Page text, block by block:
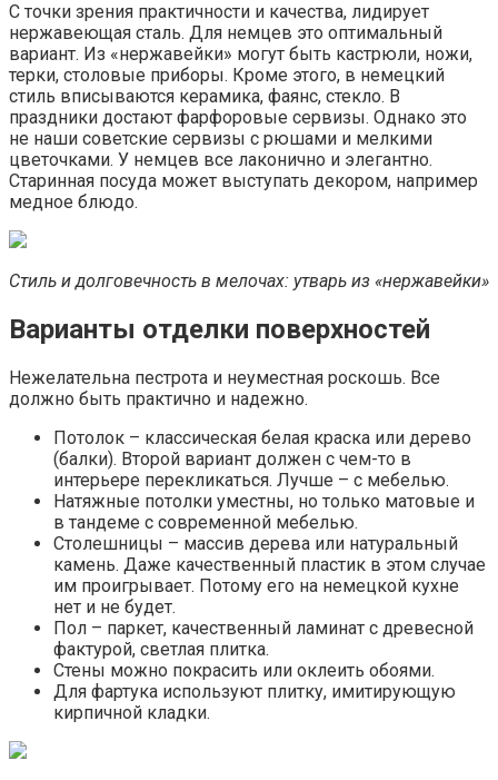
С точки зрения практичности и качества, лидирует
нержавеющая сталь. Для немцев это оптимальный
вариант. Из «нержавейки» могут быть кастрюли, ножи,
терки, столовые приборы. Кроме этого, в немецкий
стиль вписываются керамика, фаянс, стекло. В
праздники достают фарфоровые сервизы. Однако это
не наши советские сервизы с рюшами и мелкими
цветочками. У немцев все лаконично и элегантно.
Старинная посуда может выступать декором, например
медное блюдо.
Стиль и долговечность в мелочах: утварь из «нержавейки»
Варианты отделки поверхностей
Нежелательна пестрота и неуместная роскошь. Все
должно быть практично и надежно.
Потолок – классическая белая краска или дерево
(балки). Второй вариант должен с чем-то в
интерьере перекликаться. Лучше – с мебелью.
Натяжные потолки уместны, но только матовые и
в тандеме с современной мебелью.
Столешницы – массив дерева или натуральный
камень. Даже качественный пластик в этом случае
им проигрывает. Потому его на немецкой кухне
нет и не будет.
Пол – паркет, качественный ламинат с древесной
фактурой, светлая плитка.
Стены можно покрасить или оклеить обоями.
Для фартука используют плитку, имитирующую
кирпичной кладки.